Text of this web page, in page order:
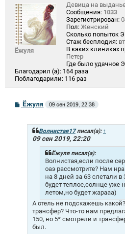
Ёжуля
Девица на
Сообщения: 1033
Зарегистрирован:
Пол: Женский
Сколько попыток
Стаж бесплодия:
В каких клиниках
Петер
Где было удачное
Благодарил (а): 164 раза
Поблагодарили: 116 раз
С
о
Ёжуля 09 сен 2019, 22:38
Волнистая17писал(а): ↑
09 сен 2019, 22:20
Ёжуля писал(а):
Волнистая,если после
оаэ рассмотрите? Нам
на 8 дней за 63 слетали
будет теплое,солнце уже
летом,но будет жарааа)
А отель не подскажешь
трансфер? Что-то нам
150, но 5* смотрели и
был.